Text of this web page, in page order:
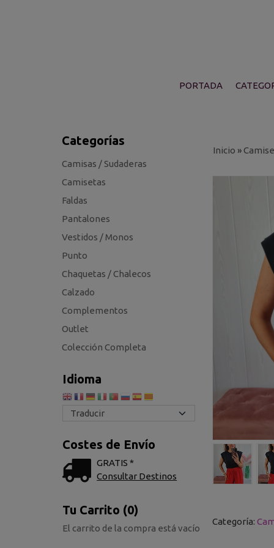
PORTADA
Categorías
Camisas / Sudaderas
Camisetas
Faldas
Pantalones
Vestidos / Monos
Punto
Chaquetas / Chalecos
Calzado
Complementos
Outlet
Colección Completa
Idioma
Costes de Envío
GRATIS *
Consultar Destinos
Tu Carrito (0)
El carrito de la compra está vacío
Inicio »
Categoría: